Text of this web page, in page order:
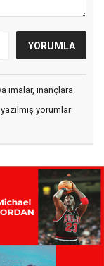
imalar, inançlara
yorumlar